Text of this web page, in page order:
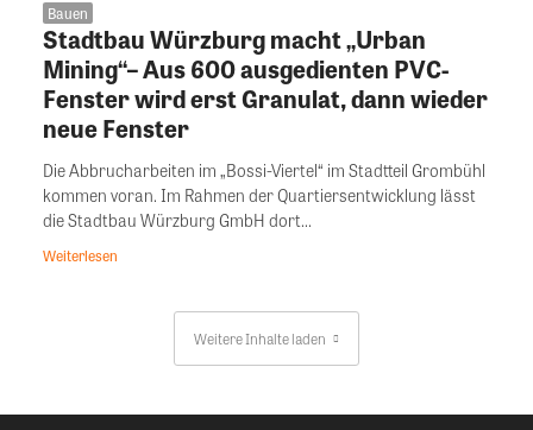
Bauen
Stadtbau Würzburg macht „Urban
Mining“– Aus 600 ausgedienten PVC-
Fenster wird erst Granulat, dann wieder
neue Fenster
Die Abbrucharbeiten im „Bossi-Viertel“ im Stadtteil Grombühl
kommen voran. Im Rahmen der Quartiersentwicklung lässt
die Stadtbau Würzburg GmbH dort...
Weiterlesen
Weitere Inhalte laden